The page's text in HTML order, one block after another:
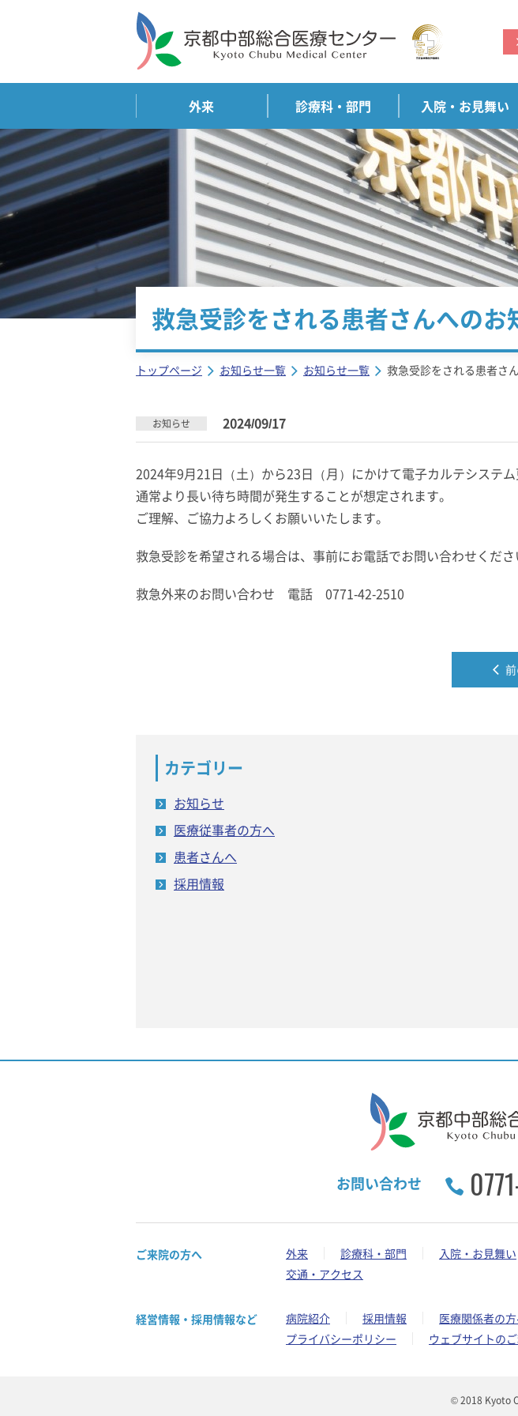
外来 診療科・部門 入院・お見舞い
救急受診をされる患者さんへのお
トップページ お知らせ一覧 お知らせ一覧 救急受診をされる患者さ
お知らせ 2024/09/17
2024年9月21日（土）から23日（月）にかけて電子カルテシステ
通常より長い待ち時間が発生することが想定されます。
ご理解、ご協力よろしくお願いいたします。
救急受診を希望される場合は、事前にお電話でお問い合わせくださ
救急外来のお問い合わせ 電話 0771-42-2510
カテゴリー
お知らせ
医療従事者の方へ
患者さんへ
採用情報
お問い合わせ
ご来院の方へ 外来 診療科・部門 入院・お見舞い
交通・アクセス
経営情報・採用情報など 病院紹介 採用情報 医療関係者の
プライバシーポリシー
ウェブサイトの
© 2018 Kyoto